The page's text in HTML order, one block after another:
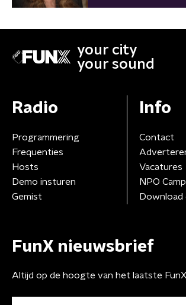
your city
your sound
Radio
Programmering
Frequenties
Hosts
Demo insturen
Gemist
Info
Contact
Vacatures
NPO
Download
FunX nieuwsbrief
Altijd op de hoogte van het laatste